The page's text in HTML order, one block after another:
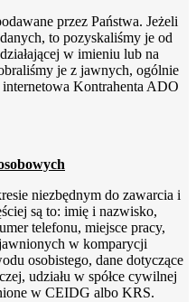
przez Państwa. Jeżeli
to pozyskaliśmy je od
w imieniu lub na
je z jawnych, ogólnie
internetowa Kontrahenta ADO
niezbędnym do zawarcia i
są to: imię i nazwisko,
telefonu, miejsce pracy,
w komparycji
osobistego, dane dotyczące
udziału w spółce cywilnej
w CEIDG albo KRS.